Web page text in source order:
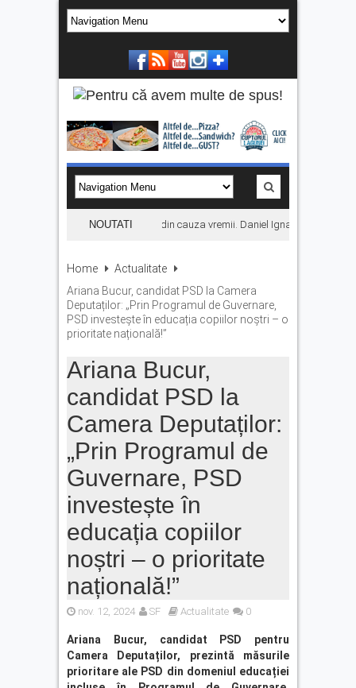
NOUTATI
Concertul KLUMEA se amână din cauza vremii. Daniel Ignat și Titi Cîrstea
Home
Actualitate
Ariana Bucur, candidat PSD la Camera
Deputaților: „Prin Programul de Guvernare,
PSD investește în educația copiilor noștri – o
prioritate națională!”
Ariana Bucur,
candidat PSD la
Camera Deputaților:
„Prin Programul de
Guvernare, PSD
investește în
educația copiilor
noștri – o prioritate
națională!”
nov. 12, 2024 SF Actualitate 0
Ariana Bucur, candidat PSD pentru
Camera Deputaților, prezintă măsurile
prioritare ale PSD din domeniul educației